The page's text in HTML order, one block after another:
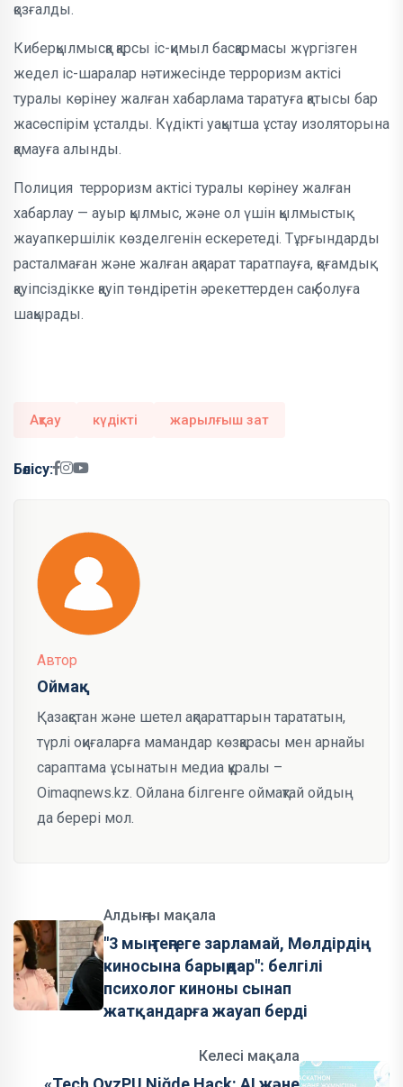
қозғалды.
Киберқылмысқа қарсы іс-қимыл басқармасы жүргізген
жедел іс-шаралар нәтижесінде терроризм актісі
туралы көрінеу жалған хабарлама таратуға қатысы бар
жасөспірім ұсталды. Күдікті уақытша ұстау изоляторына
қамауға алынды.
Полиция терроризм актісі туралы көрінеу жалған
хабарлау — ауыр қылмыс, және ол үшін қылмыстық
жауапкершілік көзделгенін ескеретеді. Тұрғындарды
расталмаған және жалған ақпарат таратпауға, қоғамдық
қауіпсіздікке қауіп төндіретін әрекеттерден сақ болуға
шақырады.
Ақтау күдікті жарылғыш зат
Бөлісу:
Автор
Оймақ
Қазақстан және шетел ақпараттарын тарататын,
түрлі оқиғаларға мамандар көзқарасы мен арнайы
сараптама ұсынатын медиа құралы –
Oimaqnews.kz. Ойлана білгенге оймақтай ойдың
да берері мол.
Алдыңғы мақала
"3 мың теңгеге зарламай, Мөлдірдің
киносына барыңдар": белгілі
психолог киноны сынап
жатқандарға жауап берді
Келесі мақала